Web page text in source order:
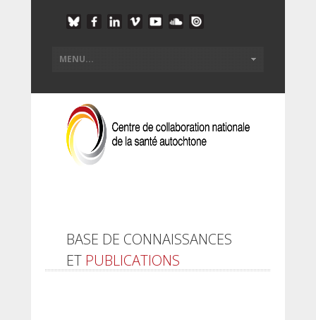
BASE DE CONNAISSANCES
ET PUBLICATIONS